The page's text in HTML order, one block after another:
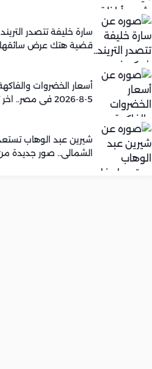
سارة خليفة تتصدر
قضية هتك عرض سائقها
أسعار الخضروات
5-8-2026 في مصر.. اخر تحديث
شيرين عبد الوهاب
الشمالي.. صور جديدة